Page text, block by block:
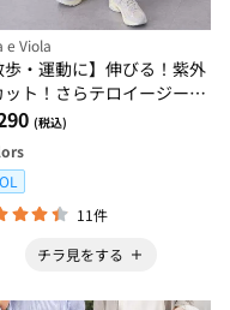
e Viola
歩・運動に】伸びる！紫外
ット！さらテロイージージ
パンツ
(税込)
11件
チラ見をする